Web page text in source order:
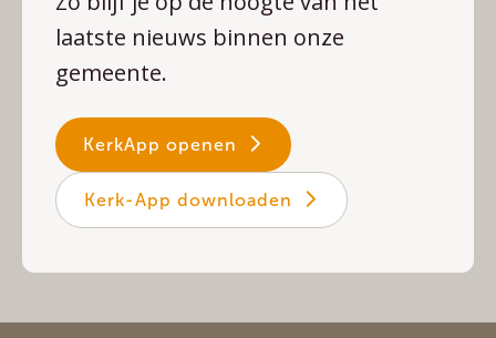
laatste nieuws binnen onze
gemeente.
KerkApp openen
Kerk-App downloaden